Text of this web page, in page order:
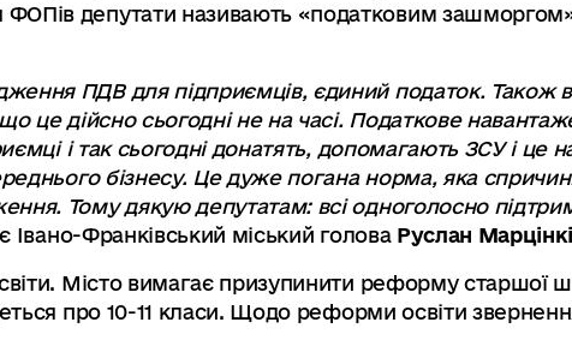
депутати називають «податковим
ПДВ для підприємців, єдиний податок. Також
це дійсно сьогодні не на часі. Податкове
і так сьогодні донатять, допомагають ЗСУ і це
бізнесу. Це дуже погана норма, яка
Тому дякую депутатам: всі одноголосно
Івано-Франківський міський голова Руслан
Місто вимагає призупинити реформу старшої
про 10-11 класи. Щодо реформи освіти